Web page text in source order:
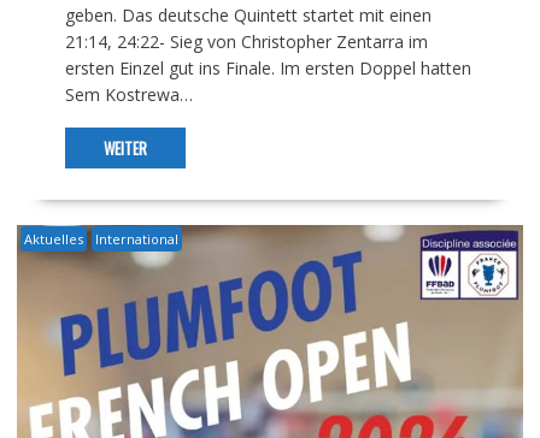
geben. Das deutsche Quintett startet mit einen
21:14, 24:22- Sieg von Christopher Zentarra im
ersten Einzel gut ins Finale. Im ersten Doppel hatten
Sem Kostrewa…
WEITER
Aktuelles International